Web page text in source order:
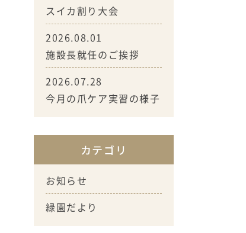
スイカ割り大会
2026.08.01
施設長就任のご挨拶
2026.07.28
今月の爪ケア実習の様子
カテゴリ
お知らせ
緑園だより